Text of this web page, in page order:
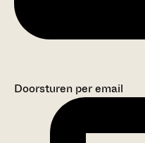
Doorsturen per email